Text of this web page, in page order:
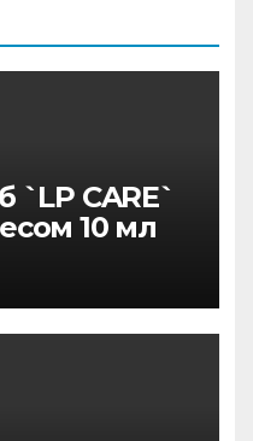
`LP CARE`
10 мл